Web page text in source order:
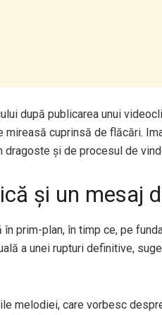
după publicarea unui
mireasă cuprinsă de flăcări.
și de procesul de
și un mesaj
prim-plan, în timp ce, pe
a unei rupturi definitive,
melodiei, care vorbesc